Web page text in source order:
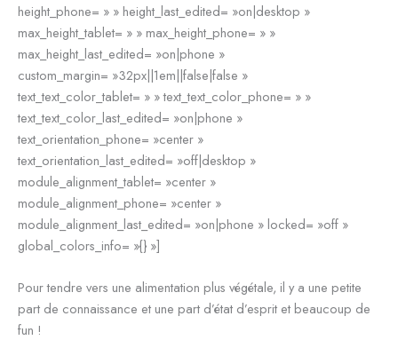
height_phone= » » height_last_edited= »on|desktop »
max_height_tablet= » » max_height_phone= » »
max_height_last_edited= »on|phone »
custom_margin= »32px||1em||false|false »
text_text_color_tablet= » » text_text_color_phone= » »
text_text_color_last_edited= »on|phone »
text_orientation_phone= »center »
text_orientation_last_edited= »off|desktop »
module_alignment_tablet= »center »
module_alignment_phone= »center »
module_alignment_last_edited= »on|phone » locked= »off »
global_colors_info= »{} »]
Pour tendre vers une alimentation plus végétale, il y a une petite
part de connaissance et une part d’état d’esprit et beaucoup de
fun !